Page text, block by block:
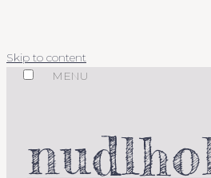
Skip to content
MENU